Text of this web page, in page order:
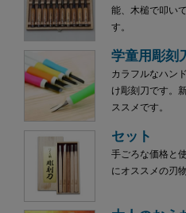
能、木槌で叩い
す。
学童用彫刻
カラフルなハン
け彫刻刀です。
ススメです。
セット
手ごろな価格と
にオススメの刃